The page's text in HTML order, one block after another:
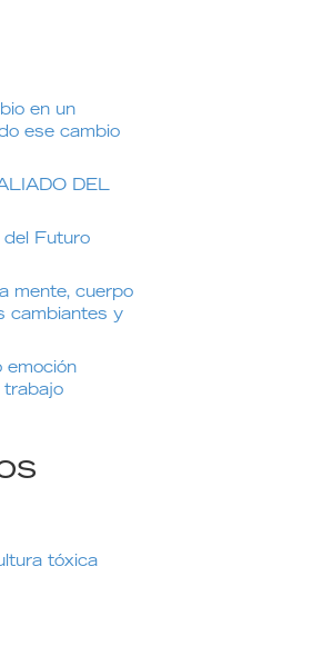
en un
ese cambio
DEL
del Futuro
mente, cuerpo
cambiantes y
emoción
trabajo
tóxica